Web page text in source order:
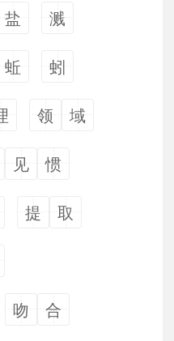
盐 溅
蚯 蚓
领 域
见 惯
提 取
吻 合